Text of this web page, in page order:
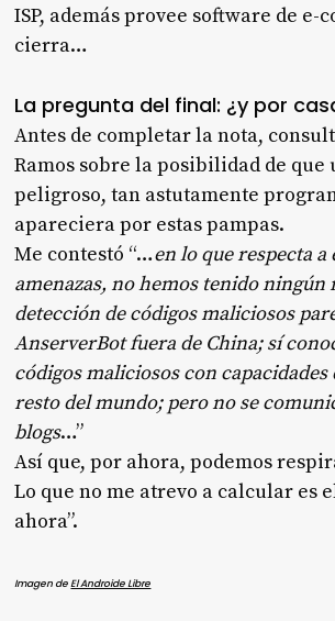
ISP, además provee software de e-
cierra…
La pregunta del final: ¿y por
Antes de completar la nota,
Ramos sobre la posibilidad de
peligroso, tan astutamente
apareciera por estas pampas.
Me contestó “…en lo que respecta a
amenazas, no hemos tenido ningún
detección de códigos maliciosos
AnserverBot fuera de China; sí
códigos maliciosos con capacidades
resto del mundo; pero no se
blogs…”
Así que, por ahora, podemos
Lo que no me atrevo a calcular es
ahora”.
Imagen deEl Androide Libre